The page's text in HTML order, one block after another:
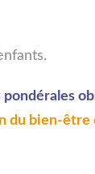
du bien-être